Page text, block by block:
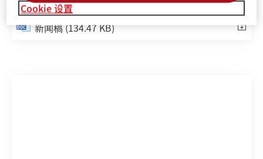
新闻稿 (134.47 KB)
Cookie 设置